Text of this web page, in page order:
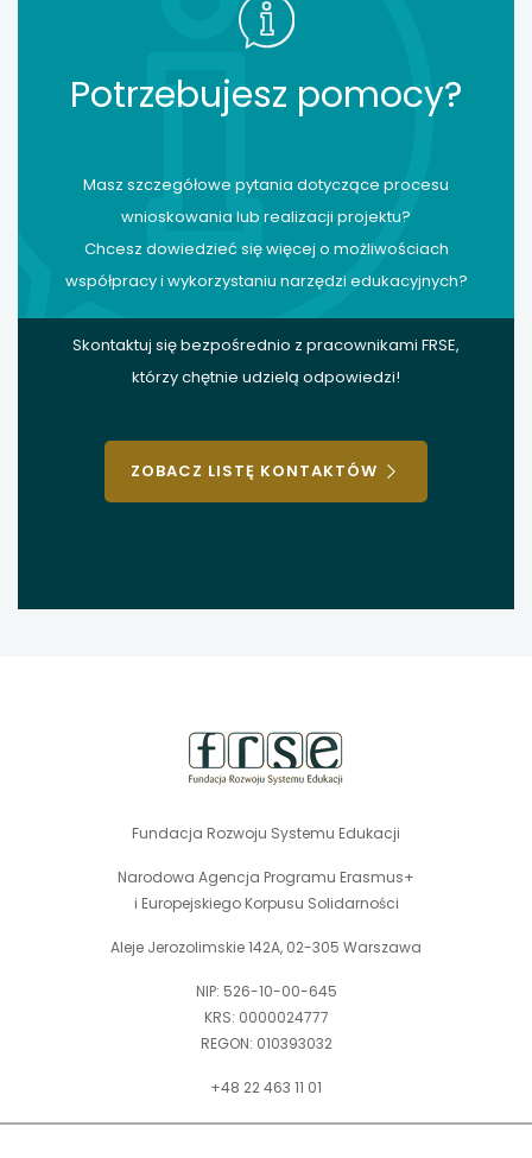
Potrzebujesz pomocy?
Masz szczegółowe pytania dotyczące procesu
wnioskowania lub realizacji projektu?
Chcesz dowiedzieć się więcej o możliwościach
współpracy i wykorzystaniu narzędzi edukacyjnych?
Skontaktuj się bezpośrednio z pracownikami FRSE,
którzy chętnie udzielą odpowiedzi!
ZOBACZ LISTĘ KONTAKTÓW
Fundacja Rozwoju Systemu Edukacji
Narodowa Agencja Programu Erasmus+
i Europejskiego Korpusu Solidarności
Aleje Jerozolimskie 142A, 02-305 Warszawa
NIP: 526-10-00-645
KRS: 0000024777
REGON: 010393032
+48 22 463 11 01
Zapraszamy do kontaktu telefonicznego w godz. 9-15.